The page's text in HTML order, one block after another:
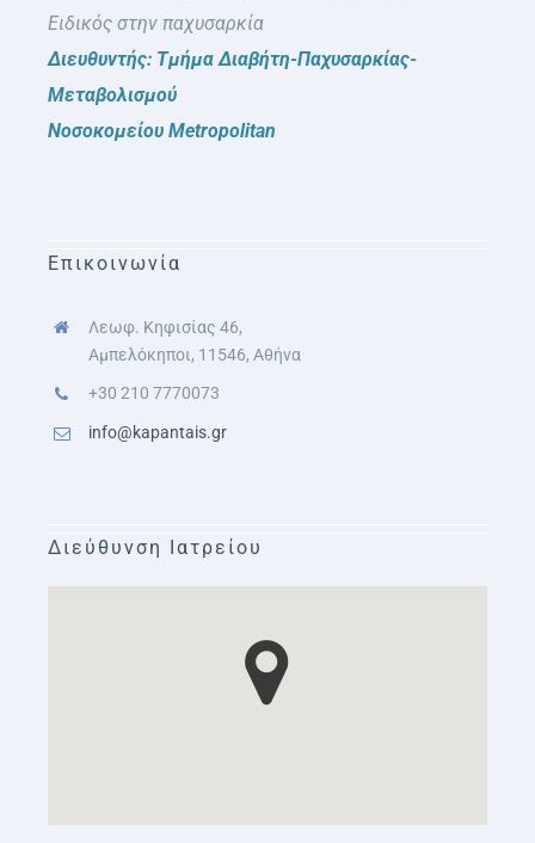
Ειδικός στην παχυσαρκία
Διευθυντής: Τμήμα Διαβήτη-Παχυσαρκίας-
Μεταβολισμού
Νοσοκομείου Metropolitan
Επικοινωνία
Λεωφ. Κηφισίας 46,
Αμπελόκηποι, 11546, Αθήνα
+30 210 7770073
info@kapantais.gr
Διεύθυνση Ιατρείου